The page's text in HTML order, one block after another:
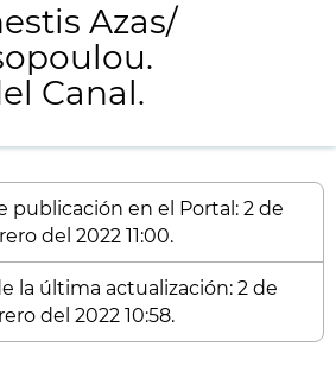
Azas/
Canal.
publicación en el Portal: 2 de
del 2022 11:00.
la última actualización: 2 de
del 2022 10:58.